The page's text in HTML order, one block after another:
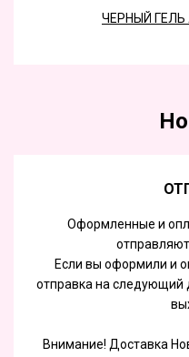
ЧЕРНЫЙ
Оформленные и
Если вы оформили и
отправка на следующий
Внимание! Доставка